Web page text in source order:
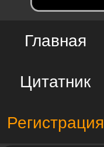
Главная
Цитатник
Регистрация